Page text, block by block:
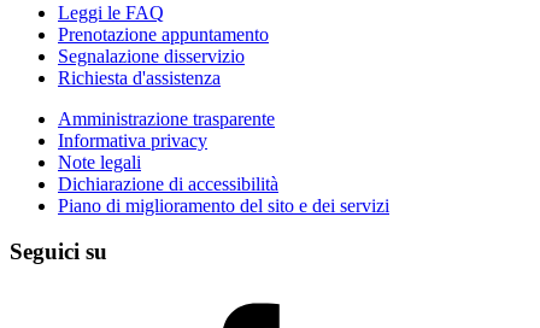
Leggi le FAQ
Prenotazione appuntamento
Segnalazione disservizio
Richiesta d'assistenza
Amministrazione trasparente
Informativa privacy
Note legali
Dichiarazione di accessibilità
Piano di miglioramento del sito e dei servizi
Seguici su